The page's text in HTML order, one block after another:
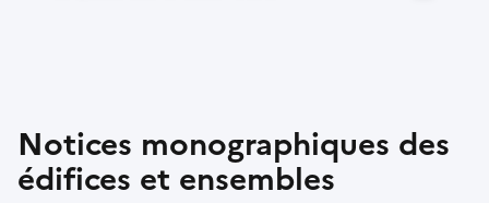
Notices monographiques des
édifices et ensembles